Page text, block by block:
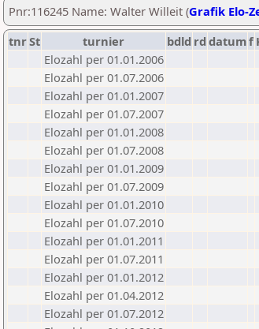
Pnr:116245 Name: Walter Willeit (Grafik Elo-
tnrSt turnier bdld rd datumf
Elozahl per 01.01.2006
Elozahl per 01.07.2006
Elozahl per 01.01.2007
Elozahl per 01.07.2007
Elozahl per 01.01.2008
Elozahl per 01.07.2008
Elozahl per 01.01.2009
Elozahl per 01.07.2009
Elozahl per 01.01.2010
Elozahl per 01.07.2010
Elozahl per 01.01.2011
Elozahl per 01.07.2011
Elozahl per 01.01.2012
Elozahl per 01.04.2012
Elozahl per 01.07.2012